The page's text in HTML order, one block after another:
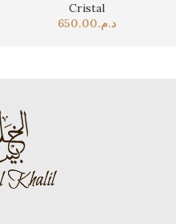
Cristal
د.م.650.00